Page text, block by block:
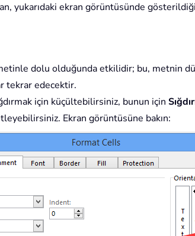
yukarıdaki ekran görüntüsünde
dolu olduğunda etkilidir; bu, metnin
tekrar edecektir.
için küçültebilirsiniz, bunun için
Ekran görüntüsüne bakın: